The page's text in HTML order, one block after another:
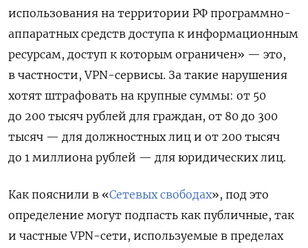
использования на территории РФ программно-
аппаратных средств доступа к информационным
ресурсам, доступ к которым ограничен» — это,
в частности, VPN-сервисы. За такие нарушения
хотят штрафовать на крупные суммы: от 50
до 200 тысяч рублей для граждан, от 80 до 300
тысяч — для должностных лиц и от 200 тысяч
до 1 миллиона рублей — для юридических лиц.
Как пояснили в «Сетевых свободах», под это
определение могут подпасть как публичные, так
и частные VPN-сети, используемые в пределах